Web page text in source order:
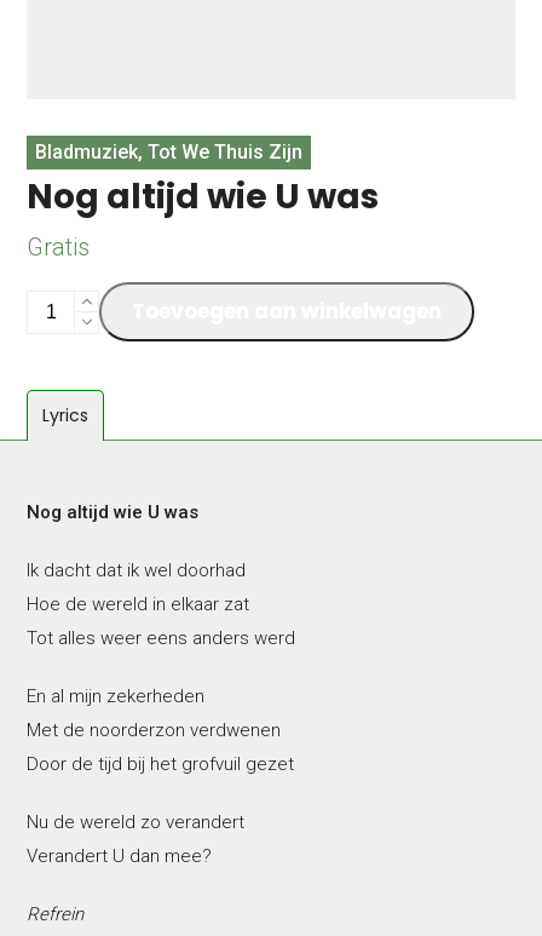
Bladmuziek, Tot We Thuis Zijn
Nog altijd wie U was
Gratis
Nog
U
was
aantal
Lyrics
Nog altijd wie U was
Ik dacht dat ik wel doorhad
Hoe de wereld in elkaar zat
Tot alles weer eens anders werd
En al mijn zekerheden
Met de noorderzon verdwenen
Door de tijd bij het grofvuil gezet
Nu de wereld zo verandert
Verandert U dan mee?
Refrein